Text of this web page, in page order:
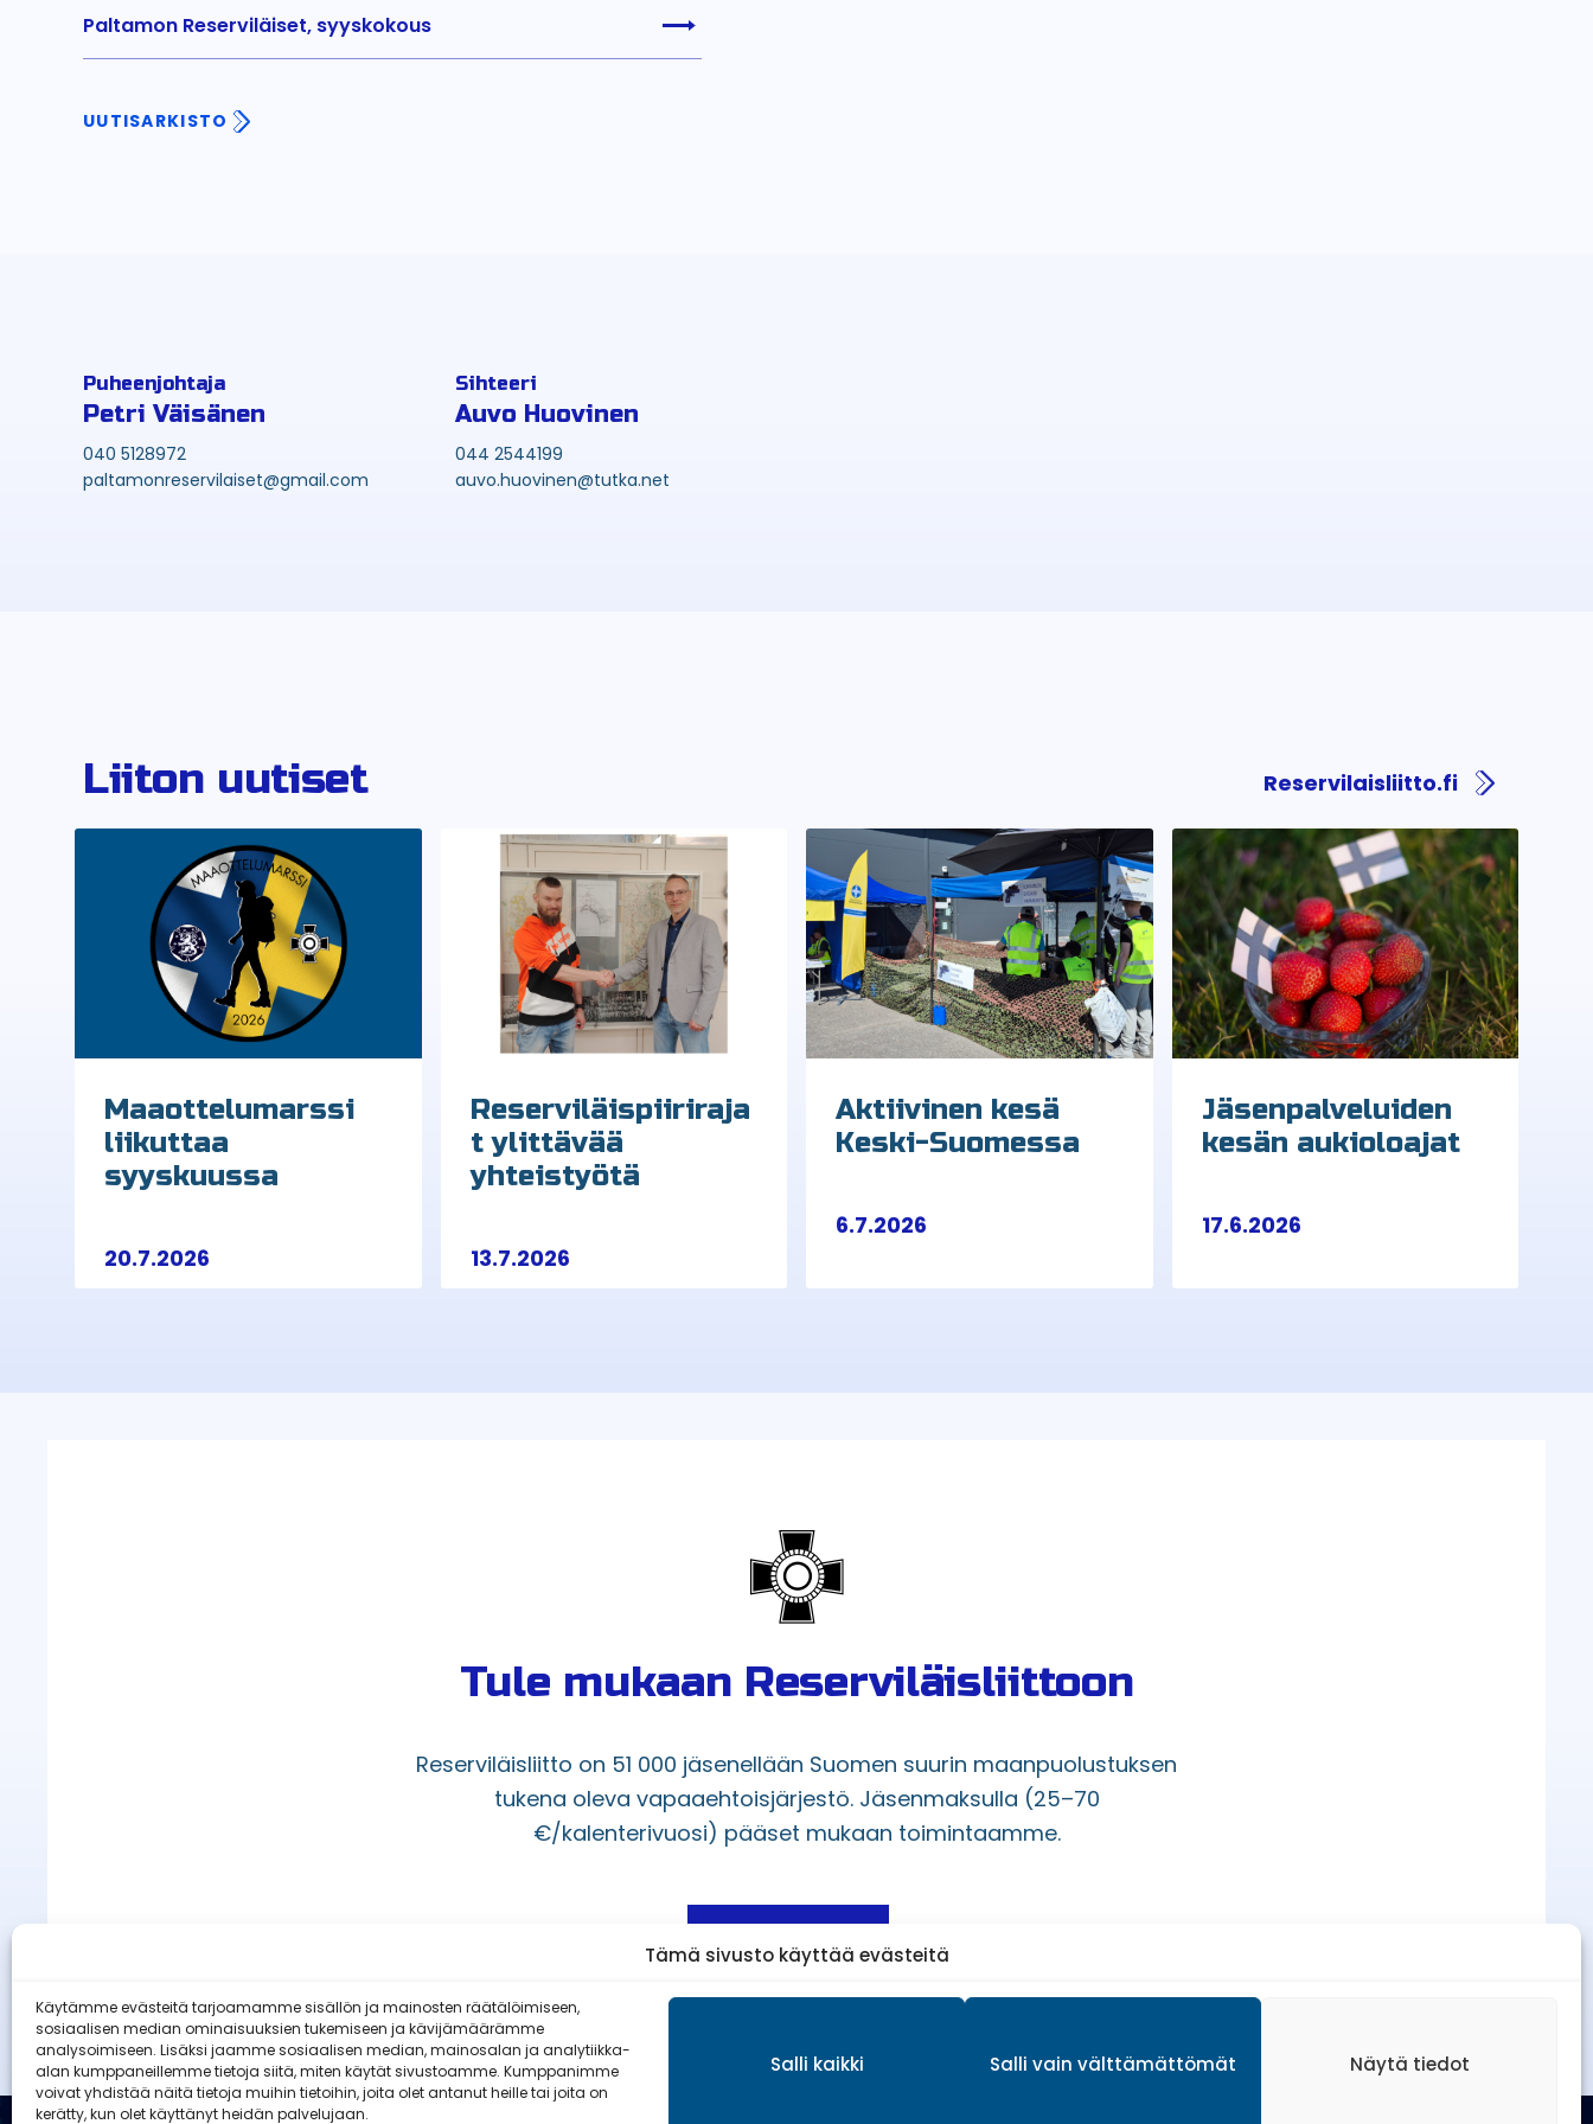
Tämä sivusto käyttää evästeitä
Käytämme evästeitä tarjoamamme sisällön ja mainosten räätälöimiseen,
sosiaalisen median ominaisuuksien tukemiseen ja kävijämäärämme
analysoimiseen. Lisäksi jaamme sosiaalisen median, mainosalan ja analytiikka-
alan kumppaneillemme tietoja siitä, miten käytät sivustoamme. Kumppanimme
voivat yhdistää näitä tietoja muihin tietoihin, joita olet antanut heille tai joita on
kerätty, kun olet käyttänyt heidän palvelujaan.
Salli kaikki Salli vain välttämättömät Näytä tiedot
Paltamon Reserviläiset, syyskokous
UUTISARKISTO
Puheenjohtaja
Petri Väisänen
040 5128972
paltamonreservilaiset@gmail.com
Sihteeri
Auvo Huovinen
044 2544199
auvo.huovinen@tutka.net
Liiton uutiset Reservilaisliitto.fi
Maaottelumarssi
liikuttaa
syyskuussa
20.7.2026
Reserviläispiiriraja
t ylittävää
yhteistyötä
13.7.2026
Aktiivinen kesä
Keski-Suomessa
6.7.2026
Jäsenpalveluiden
kesän aukioloajat
17.6.2026
Tule mukaan Reserviläisliittoon
Reserviläisliitto on 51 000 jäsenellään Suomen suurin maanpuolustuksen
tukena oleva vapaaehtoisjärjestö. Jäsenmaksulla (25–70
€/kalenterivuosi) pääset mukaan toimintaamme.